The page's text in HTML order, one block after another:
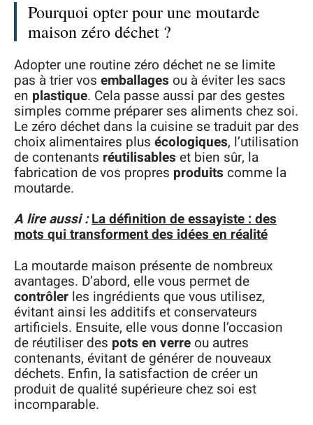
Pourquoi opter pour une moutarde
maison zéro déchet ?
Adopter une routine zéro déchet ne se limite
pas à trier vos emballages ou à éviter les sacs
en plastique. Cela passe aussi par des gestes
simples comme préparer ses aliments chez soi.
Le zéro déchet dans la cuisine se traduit par des
choix alimentaires plus écologiques, l’utilisation
de contenants réutilisables et bien sûr, la
fabrication de vos propres produits comme la
moutarde.
A lire aussi :La définition de essayiste : des
mots qui transforment des idées en réalité
La moutarde maison présente de nombreux
avantages. D’abord, elle vous permet de
contrôler les ingrédients que vous utilisez,
évitant ainsi les additifs et conservateurs
artificiels. Ensuite, elle vous donne l’occasion
de réutiliser des pots en verre ou autres
contenants, évitant de générer de nouveaux
déchets. Enfin, la satisfaction de créer un
produit de qualité supérieure chez soi est
incomparable.